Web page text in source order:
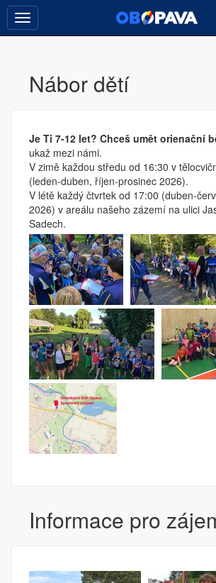
Toggle
navigation
Nábor dětí
Je Ti 7-12 let? Chceš umět orienační
ukaž mezi námi.
V zimě každou středu od 16:30 v
(leden-duben, říjen-prosinec 2026).
V létě každý čtvrtek od 17:00 (duben-
2026) v areálu našeho zázemí na ulici
Sadech.
Informace pro